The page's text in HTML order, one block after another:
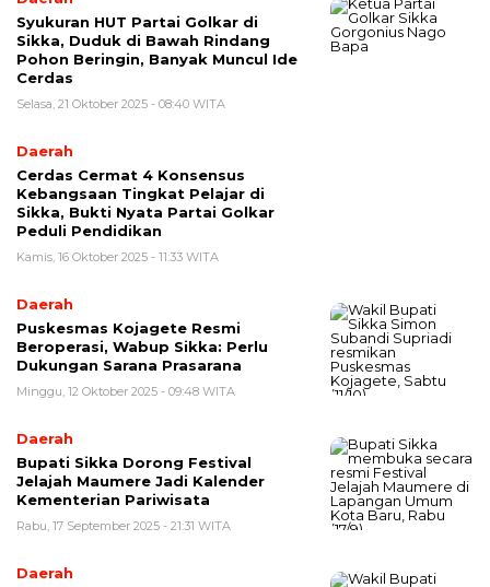
Syukuran HUT Partai Golkar di
Sikka, Duduk di Bawah Rindang
Pohon Beringin, Banyak Muncul Ide
Cerdas
Selasa, 21 Oktober 2025 - 08:40 WITA
Daerah
Cerdas Cermat 4 Konsensus
Kebangsaan Tingkat Pelajar di
Sikka, Bukti Nyata Partai Golkar
Peduli Pendidikan
Kamis, 16 Oktober 2025 - 11:33 WITA
Daerah
Puskesmas Kojagete Resmi
Beroperasi, Wabup Sikka: Perlu
Dukungan Sarana Prasarana
Minggu, 12 Oktober 2025 - 09:48 WITA
Daerah
Bupati Sikka Dorong Festival
Jelajah Maumere Jadi Kalender
Kementerian Pariwisata
Rabu, 17 September 2025 - 21:31 WITA
Daerah